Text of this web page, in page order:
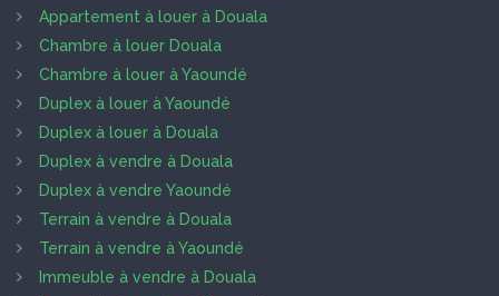
Appartement à louer à Douala
Chambre à louer Douala
Chambre à louer à Yaoundé
Duplex à louer à Yaoundé
Duplex à louer à Douala
Duplex à vendre à Douala
Duplex à vendre Yaoundé
Terrain à vendre à Douala
Terrain à vendre à Yaoundé
Immeuble à vendre à Douala